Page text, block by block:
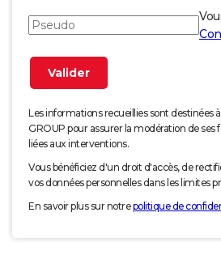
Les informations recueillies sont destinées
GROUP pour assurer la modération de
liées aux interventions.
Vous bénéficiez d'un droit d'accès, de
vos données personnelles dans les limites
En savoir plus sur notrepolitique de